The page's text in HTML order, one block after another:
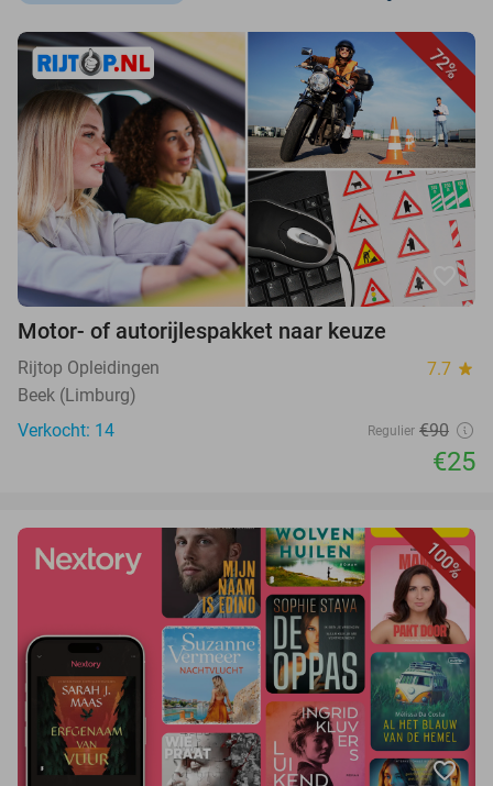
72%
favorite_border
Motor- of autorijlespakket naar keuze
Rijtop Opleidingen 7.7 star
Beek (Limburg)
Verkocht: 14
Regulier €90
€25
100%
favorite_border